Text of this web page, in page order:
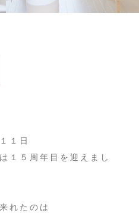
１日
１５周年目を迎えまし
れたのは